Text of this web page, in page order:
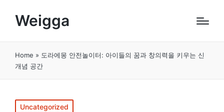
Weigga
Home » 도라에몽 안전놀이터: 아이들의 꿈과 창의력을 키우는 신
개념 공간
Posted
Uncategorized